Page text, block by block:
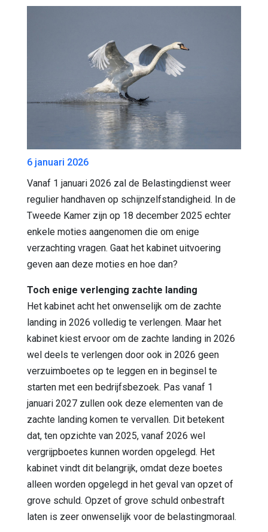
6 januari 2026
Vanaf 1 januari 2026 zal de Belastingdienst weer
regulier handhaven op schijnzelfstandigheid. In de
Tweede Kamer zijn op 18 december 2025 echter
enkele moties aangenomen die om enige
verzachting vragen. Gaat het kabinet uitvoering
geven aan deze moties en hoe dan?
Toch enige verlenging zachte landing
Het kabinet acht het onwenselijk om de zachte
landing in 2026 volledig te verlengen. Maar het
kabinet kiest ervoor om de zachte landing in 2026
wel deels te verlengen door ook in 2026 geen
verzuimboetes op te leggen en in beginsel te
starten met een bedrijfsbezoek. Pas vanaf 1
januari 2027 zullen ook deze elementen van de
zachte landing komen te vervallen. Dit betekent
dat, ten opzichte van 2025, vanaf 2026 wel
vergrijpboetes kunnen worden opgelegd. Het
kabinet vindt dit belangrijk, omdat deze boetes
alleen worden opgelegd in het geval van opzet of
grove schuld. Opzet of grove schuld onbestraft
laten is zeer onwenselijk voor de belastingmoraal.